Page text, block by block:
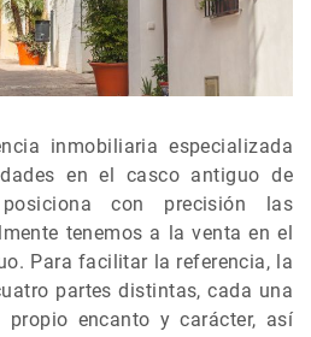
inmobiliaria especializada
en el casco antiguo de
con precisión las
tenemos a la venta en el
Para facilitar la referencia, la
partes distintas, cada una
encanto y carácter, así